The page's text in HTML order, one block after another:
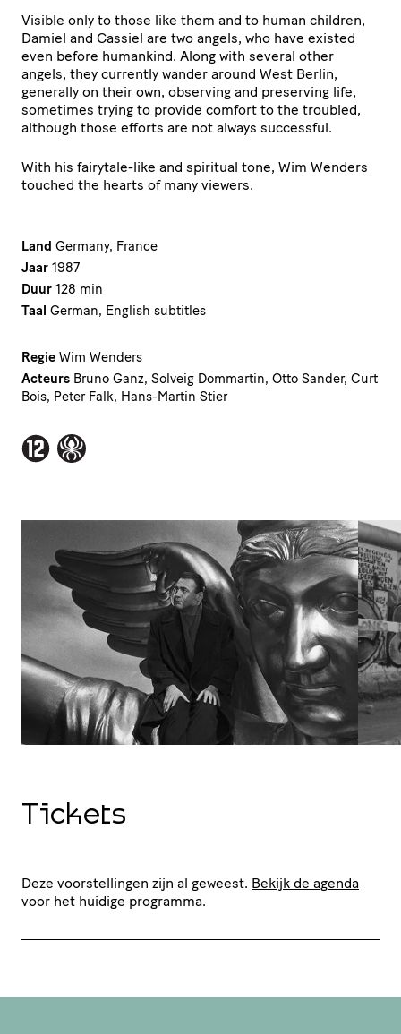
Visible only to those like them and to human children,
Damiel and Cassiel are two angels, who have existed
even before humankind. Along with several other
angels, they currently wander around West Berlin,
generally on their own, observing and preserving life,
sometimes trying to provide comfort to the troubled,
although those efforts are not always successful.
With his fairytale-like and spiritual tone, Wim Wenders
touched the hearts of many viewers.
Land Germany, France
Jaar 1987
Duur 128 min
Taal German, English subtitles
Regie Wim Wenders
Acteurs Bruno Ganz, Solveig Dommartin, Otto Sander, Curt
Bois, Peter Falk, Hans-Martin Stier
Tickets
Deze voorstellingen zijn al geweest. Bekijk de agenda
voor het huidige programma.